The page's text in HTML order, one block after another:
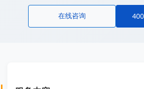
在线咨询